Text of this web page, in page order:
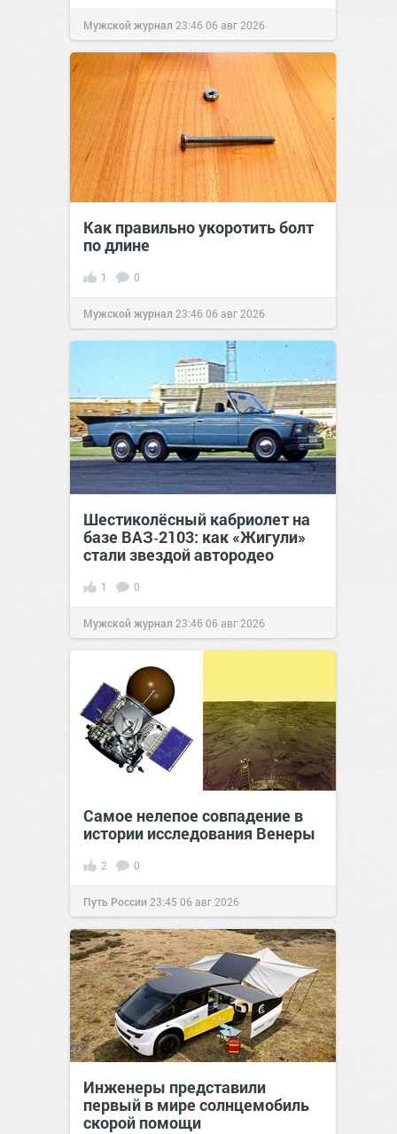
Мужской журнал 23:4606 авг 2026
Как правильно укоротить болт
по длине
1 0
Мужской журнал 23:4606 авг 2026
Шестиколёсный кабриолет на
базе ВАЗ‑2103: как «Жигули»
стали звездой автородео
1 0
Мужской журнал 23:4606 авг 2026
Самое нелепое совпадение в
истории исследования Венеры
2 0
Путь России 23:45 06 авг 2026
Инженеры представили
первый в мире солнцемобиль
скорой помощи